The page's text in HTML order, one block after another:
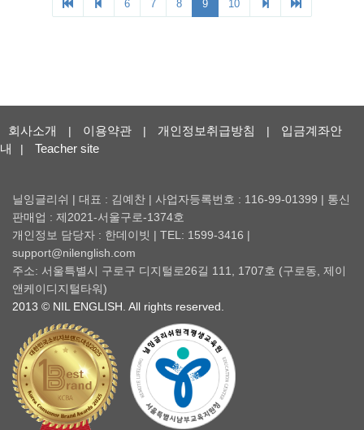
회사소개 | 이용약관 | 개인정보취급방침 |
입금계좌안
내
| Teacher site
닐잉글리쉬 | 대표 : 김예찬 | 사업자등록번호 : 116-99-01399 | 통신
판매업 : 제2021-서울구로-1374호
개인정보 담당자 : 한데이빗 | TEL: 1599-3416 |
support@nilenglish.com
주소: 서울특별시 구로구 디지털로26길 111, 1707호 (구로동, 제이
앤케이디지털타워)
2013 © NIL ENGLISH. All rights reserved.